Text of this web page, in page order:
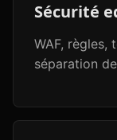
Sécurité
WAF, règles,
séparation